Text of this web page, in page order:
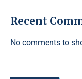
Recent
No comments to